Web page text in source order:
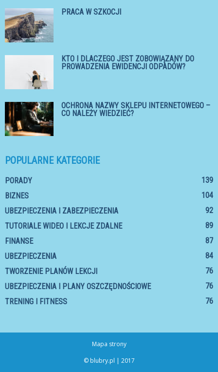
PRACA W SZKOCJI
KTO I DLACZEGO JEST ZOBOWIĄZANY DO
PROWADZENIA EWIDENCJI ODPADÓW?
OCHRONA NAZWY SKLEPU INTERNETOWEGO –
CO NALEŻY WIEDZIEĆ?
POPULARNE KATEGORIE
PORADY
139
BIZNES
104
UBEZPIECZENIA I ZABEZPIECZENIA
92
TUTORIALE WIDEO I LEKCJE ZDALNE
89
FINANSE
87
UBEZPIECZENIA
84
TWORZENIE PLANÓW LEKCJI
76
UBEZPIECZENIA I PLANY OSZCZĘDNOŚCIOWE
76
TRENING I FITNESS
76
Mapa strony
© blubry.pl | 2017